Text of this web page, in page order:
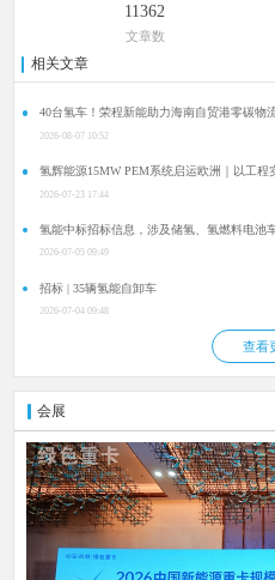
11362
文章数
相关文章
40台氢车！荣程新能助力海南自贸港零碳物
2026-08-07 10:52
氢辉能源15MW PEM系统启运欧洲｜以工程
2026-07-23 17:44
氢能中标招标信息，涉及储氢、氢燃料电池
2026-07-05 09:49
招标 | 35辆氢能自卸车
2026-07-04 09:48
查看
会展